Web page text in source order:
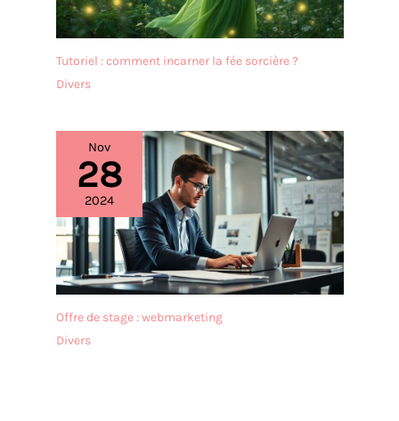
Tutoriel : comment incarner la fée sorcière ?
Divers
Nov
28
2024
Offre de stage : webmarketing
Divers